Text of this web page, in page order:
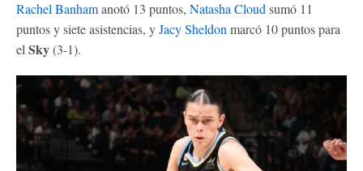
Rachel Banhamanotó 13 puntos, Natasha Cloud sumó 11
puntos y siete asistencias, yJacy Sheldon marcó 10 puntos para
el Sky(3-1).